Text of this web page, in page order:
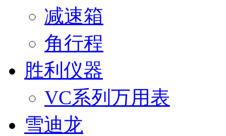
减速箱
角行程
胜利仪器
VC系列万用表
雪迪龙